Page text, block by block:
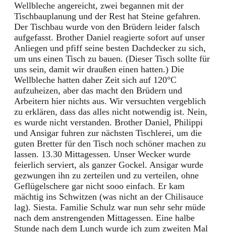
Wellbleche angereicht, zwei begannen mit der
Tischbauplanung und der Rest hat Steine gefahren.
Der Tischbau wurde von den Brüdern leider falsch
aufgefasst. Brother Daniel reagierte sofort auf unser
Anliegen und pfiff seine besten Dachdecker zu sich,
um uns einen Tisch zu bauen. (Dieser Tisch sollte für
uns sein, damit wir draußen einen hatten.) Die
Wellbleche hatten daher Zeit sich auf 120°C
aufzuheizen, aber das macht den Brüdern und
Arbeitern hier nichts aus. Wir versuchten vergeblich
zu erklären, dass das alles nicht notwendig ist. Nein,
es wurde nicht verstanden. Brother Daniel, Philippi
und Ansigar fuhren zur nächsten Tischlerei, um die
guten Bretter für den Tisch noch schöner machen zu
lassen. 13.30 Mittagessen. Unser Wecker wurde
feierlich serviert, als ganzer Gockel. Ansigar wurde
gezwungen ihn zu zerteilen und zu verteilen, ohne
Geflügelschere gar nicht sooo einfach. Er kam
mächtig ins Schwitzen (was nicht an der Chilisauce
lag). Siesta. Familie Schulz war nun sehr sehr müde
nach dem anstrengenden Mittagessen. Eine halbe
Stunde nach dem Lunch wurde ich zum zweiten Mal